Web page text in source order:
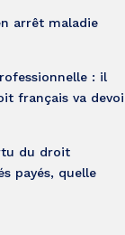
arrêt maladie
: il
français va
du droit
payés, quelle